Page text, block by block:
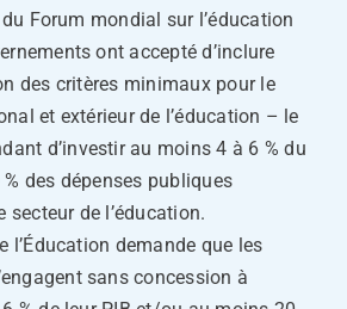
Forum mondial sur l’éducation
ont accepté d’inclure
des critères minimaux pour le
et extérieur de l’éducation – le
d’investir au moins 4 à 6 % du
des dépenses publiques
secteur de l’éducation.
l’Éducation demande que les
sans concession à